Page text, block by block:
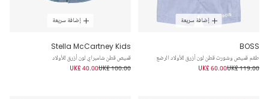
إضافة سريعة
BOSS
طقم قميص وشورت قطن لون أزرق للأولاد الرضع
UK£ 119.00
UK£ 60.00
إضافة سريعة
Stella McCartney Kids
قميص قطن شامبراي لون أزرق للأولاد
UK£ 100.00
UK£ 40.00